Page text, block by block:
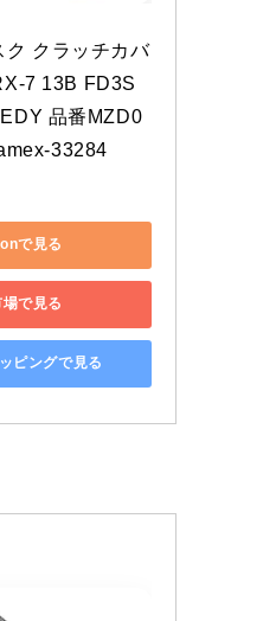
ク クラッチカバ
7 13B FD3S
品番MZD0
33284
で見る
で見る
ピングで見る